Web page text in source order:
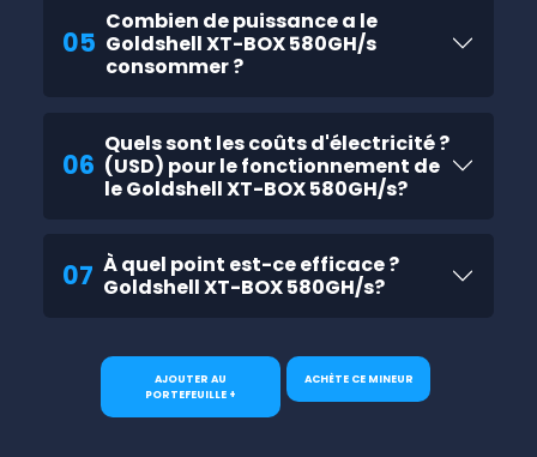
05
Combien de puissance a le
Goldshell XT-BOX 580GH/s
consommer ?
06
Quels sont les coûts d'électricité ?
(USD) pour le fonctionnement de
le Goldshell XT-BOX 580GH/s?
07 À quel point est-ce efficace ?
Goldshell XT-BOX 580GH/s?
AJOUTER AU
PORTEFEUILLE +
ACHÈTE CE MINEUR